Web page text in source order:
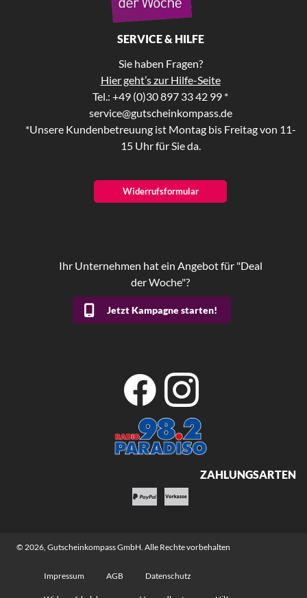
SERVICE & HILFE
Sie haben Fragen?
Hier geht’s zur Hilfe-Seite
Tel.: +49 (0)30 897 33 42 99 *
service@gutscheinkompass.de
*Unsere Kundenbetreuung ist Montag bis Freitag von 11-
15 Uhr für Sie da.
Widerrufsformular
Ihr Unternehmen hat ein Angebot für "Deal
der Woche"?
Jetzt Kampagne starten!
ZAHLUNGSARTEN
© 2026, Gutscheinkompass GmbH. Alle Rechte vorbehalten
Impressum AGB Datenschutz